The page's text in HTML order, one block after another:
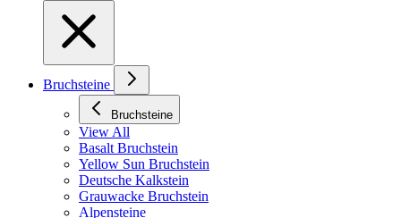
Bruchsteine
Bruchsteine
View All
Basalt Bruchstein
Yellow Sun Bruchstein
Deutsche Kalkstein
Grauwacke Bruchstein
Alpensteine